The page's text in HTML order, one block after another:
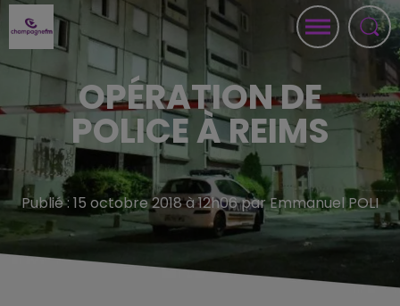
OPÉRATION DE
POLICE À REIMS
Publié : 15 octobre 2018 à 12h06 par Emmanuel POLI